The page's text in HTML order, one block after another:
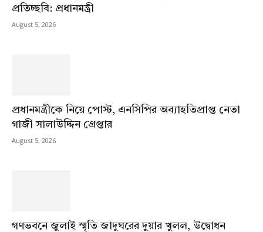
প্রতিচ্ছবি: প্রধানমন্ত্রী
August 5, 2026
প্রধানমন্ত্রীকে নিয়ে পোস্ট, এনসিপির অব্যাহতিপ্রাপ্ত নেতা
গাজী সালাউদ্দিন গ্রেপ্তার
August 5, 2026
গণভবনে জুলাই স্মৃতি জাদুঘরের দুয়ার খুলল, উদ্বোধন